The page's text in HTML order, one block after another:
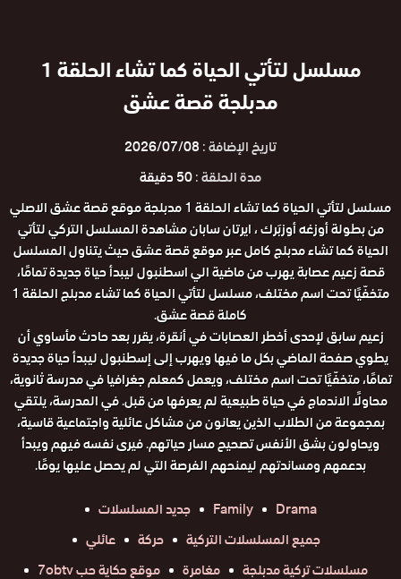
مسلسل لتأتي الحياة كما تشاء الحلقة 1
مدبلجة قصة عشق
تاريخ الإضافة :2026/07/08
مدة الحلقة :50 دقيقة
مسلسل لتأتي الحياة كما تشاء الحلقة 1 مدبلجة موقع قصة عشق الاصلي
من بطولة أوزغه أوزبَرك ، ايرتان سابان مشاهدة المسلسل التركي لتأتي
الحياة كما تشاء مدبلج كامل عبر موقع قصة عشق حيث يتناول المسلسل
قصة زعيم عصابة يهرب من ماضية الي اسطنبول ليبدأ حياة جديدة تمامًا،
متخفّيًا تحت اسم مختلف، مسلسل لتأتي الحياة كما تشاء مدبلج الحلقة 1
كاملة قصة عشق.
زعيم سابق لإحدى أخطر العصابات في أنقرة، يقرر بعد حادث مأساوي أن
يطوي صفحة الماضي بكل ما فيها ويهرب إلى إسطنبول ليبدأ حياة جديدة
تمامًا، متخفّيًا تحت اسم مختلف، ويعمل كمعلم جغرافيا في مدرسة ثانوية،
محاولًا الاندماج في حياة طبيعية لم يعرفها من قبل. في المدرسة، يلتقي
بمجموعة من الطلاب الذين يعانون من مشاكل عائلية واجتماعية قاسية،
ويحاولون بشق الأنفس تصحيح مسار حياتهم. فيرى نفسه فيهم ويبدأ
بدعمهم ومساندتهم ليمنحهم الفرصة التي لم يحصل عليها يومًا.
Drama
Family
جديد المسلسلات
جميع المسلسلات التركية
حركة
عائلي
مسلسلات تركية مدبلجة
مغامرة موقع حكاية حب 7obtv